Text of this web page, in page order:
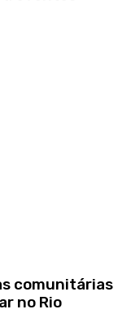
comunitárias
no Rio